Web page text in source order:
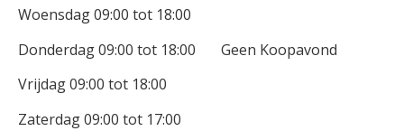
Woensdag 09:00 tot 18:00
Donderdag 09:00 tot 18:00 Geen Koopavond
Vrijdag 09:00 tot 18:00
Zaterdag 09:00 tot 17:00